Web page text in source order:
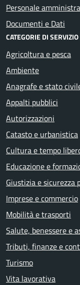
Personale
Documenti e Dati
CATEGORIE DI SERVIZIO
Agricoltura e pesca
Ambiente
Anagrafe e stato
Appalti pubblici
Autorizzazioni
Catasto e urbanistica
Cultura e tempo
Educazione e
Giustizia e sicurezza
Imprese e commercio
Mobilità e trasporti
Salute, benessere e
Tributi, finanze e
Turismo
Vita lavorativa